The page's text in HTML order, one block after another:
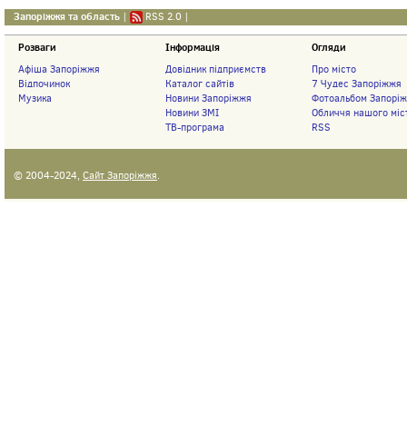
Запоріжжя та область | RSS 2.0 |
Розваги
Афіша Запоріжжя
Відпочинок
Музика
Інформація
Довідник підприємств
Каталог сайтів
Новини Запоріжжя
Новини ЗМІ
ТВ-програма
Огляди
Про місто
7 Чудес Запоріжжя
Фотоальбом
Обличчя нашого
RSS
© 2004-2024, Сайт Запоріжжя.